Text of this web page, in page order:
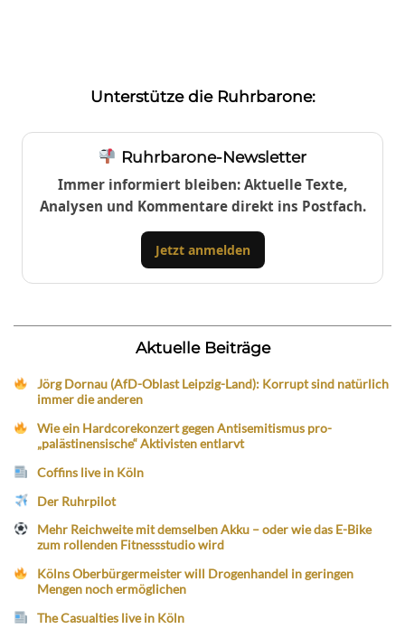
Unterstütze die Ruhrbarone:
Ruhrbarone-Newsletter
Immer informiert bleiben: Aktuelle Texte,
Analysen und Kommentare direkt ins Postfach.
Jetzt anmelden
Aktuelle Beiträge
Jörg Dornau (AfD-Oblast Leipzig-Land): Korrupt sind natürlich
immer die anderen
Wie ein Hardcorekonzert gegen Antisemitismus pro-
„palästinensische“ Aktivisten entlarvt
Coffins live in Köln
Der Ruhrpilot
Mehr Reichweite mit demselben Akku – oder wie das E-Bike
zum rollenden Fitnessstudio wird
Kölns Oberbürgermeister will Drogenhandel in geringen
Mengen noch ermöglichen
The Casualties live in Köln